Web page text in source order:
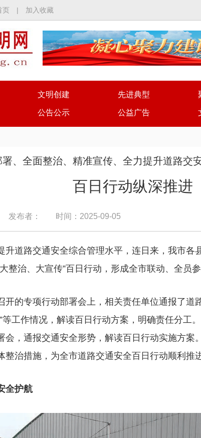
页 | 加入收藏
文明创建
公告公示
先进典型
公益广告
署、全面整治、精准宣传、全力提升道路
百日行动纵深推进
发布者： 时间：2025-09-05
升道路交通安全综合管理水平，连日来，我市各
整治、大宣传”百日行动，形成全市联动、全员
开的专项行动部署会上，相关责任单位通报了道
等工作情况，解读百日行动方案，明确责任分工
会，通报交通安全形势，解读百日行动实施方案
整治措施，为全市道路交通安全百日行动顺利推
全护航